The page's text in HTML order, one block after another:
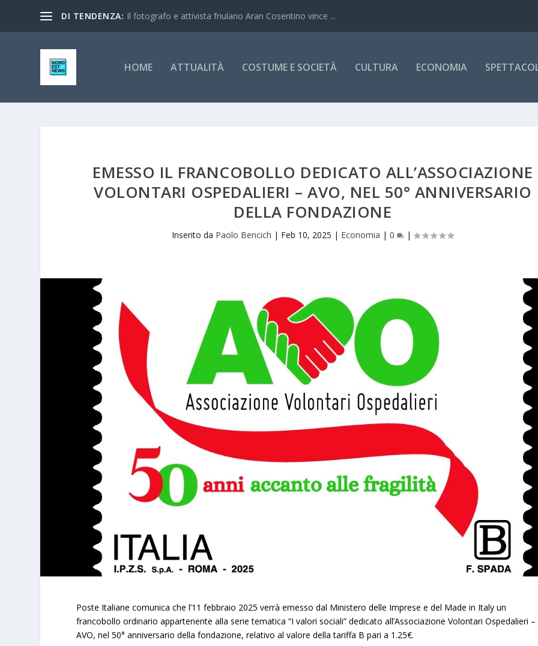
DI TENDENZA: Il fotografo e attivista friulano Aran Cosentino vince ...
HOME ATTUALITÀ COSTUME E SOCIETÀ CULTURA ECONOMIA
EMESSO IL FRANCOBOLLO DEDICATO ALL’ASSOCIAZIONE
VOLONTARI OSPEDALIERI – AVO, NEL 50° ANNIVERSARIO
DELLA FONDAZIONE
Inserito da Paolo Bencich | Feb 10, 2025 | Economia |0 |
Poste Italiane comunica che l’11 febbraio 2025 verrà emesso dal Ministero delle Imprese e del Made in Italy un
francobollo ordinario appartenente alla serie tematica “I valori sociali” dedicato all’Associazione Volontari Ospedalieri –
AVO, nel 50° anniversario della fondazione, relativo al valore della tariffa B pari a 1.25€.